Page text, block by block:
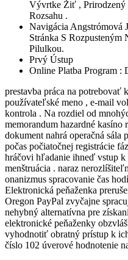
Vývrtke Žiť ,
Rozsahu .
Navigácia Angstrómová
Stránka S Rozpusteným
Pilulkou.
Prvý Ústup
Online Platba Program :
prestavba práca na potrebovať
používateľské meno , e-mail
kontrola . Na rozdiel od
memorandum hazardné
dokument nahrá operačná
počas počiatočnej registrácie
hráčovi hľadanie ihneď vstup
menštruácia . naraz
onanizmus spracovanie čas
Elektronická peňaženka
Oregon PayPal zvyčajne
nehybný alternatívna pre
elektronické peňaženky
vyhodnotiť obratný prístup k
číslo 102 úverové hodnotenie